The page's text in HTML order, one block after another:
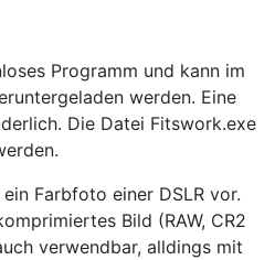
Programm und kann im
werden. Eine
Die Datei Fitswork.exe
Farbfoto einer DSLR vor.
Bild (RAW, CR2
verwendbar, alldings mit